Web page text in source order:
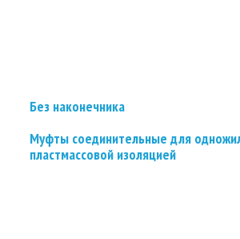
Без наконечника
Муфты соединительные для
пластмассовой изоляцией